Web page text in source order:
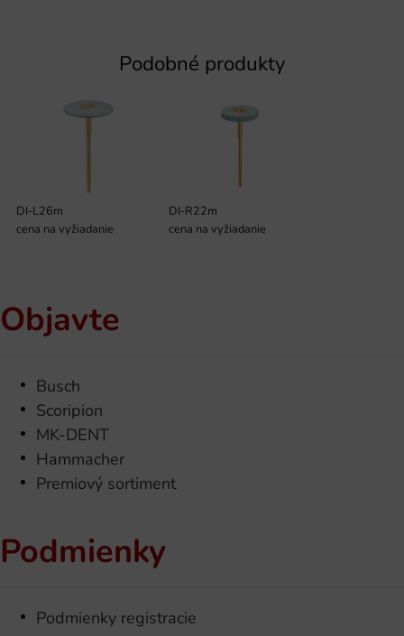
Podobné produkty
DI-L26m
cena na vyžiadanie
DI-R22m
cena na vyžiadanie
Objavte
Busch
Scoripion
MK-DENT
Hammacher
Premiový sortiment
Podmienky
Podmienky registracie